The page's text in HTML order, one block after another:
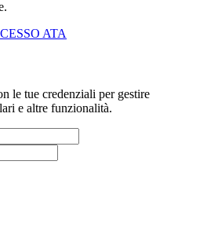
ATA
le tue credenziali per gestire
e altre funzionalità.